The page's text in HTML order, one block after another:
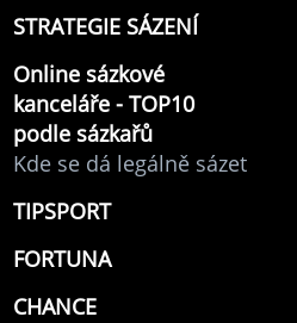
STRATEGIE SÁZENÍ
Online sázkové
kanceláře - TOP10
podle sázkařů
Kde se dá legálně sázet
TIPSPORT
FORTUNA
CHANCE